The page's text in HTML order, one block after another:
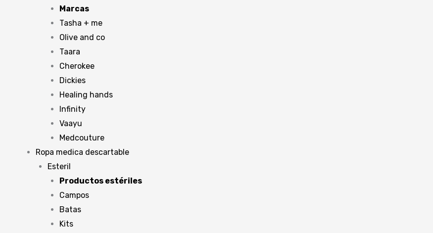
Marcas
Tasha + me
Olive and co
Taara
Cherokee
Dickies
Healing hands
Infinity
Vaayu
Medcouture
Ropa medica descartable
Esteril
Productos estériles
Campos
Batas
Kits